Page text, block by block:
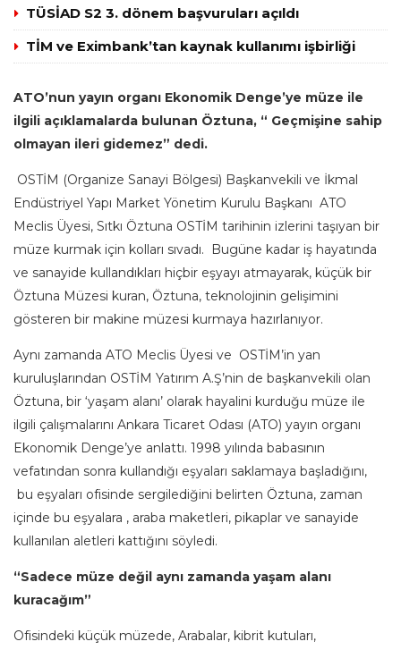
TÜSİAD S2 3. dönem başvuruları açıldı
TİM ve Eximbank’tan kaynak kullanımı işbirliği
ATO’nun yayın organı Ekonomik Denge’ye müze ile
ilgili açıklamalarda bulunan Öztuna, “ Geçmişine sahip
olmayan ileri gidemez” dedi.
OSTİM (Organize Sanayi Bölgesi) Başkanvekili ve İkmal
Endüstriyel Yapı Market Yönetim Kurulu Başkanı ATO
Meclis Üyesi, Sıtkı Öztuna OSTİM tarihinin izlerini taşıyan bir
müze kurmak için kolları sıvadı. Bugüne kadar iş hayatında
ve sanayide kullandıkları hiçbir eşyayı atmayarak, küçük bir
Öztuna Müzesi kuran, Öztuna, teknolojinin gelişimini
gösteren bir makine müzesi kurmaya hazırlanıyor.
Aynı zamanda ATO Meclis Üyesi ve OSTİM’in yan
kuruluşlarından OSTİM Yatırım A.Ş’nin de başkanvekili olan
Öztuna, bir ‘yaşam alanı’ olarak hayalini kurduğu müze ile
ilgili çalışmalarını Ankara Ticaret Odası (ATO) yayın organı
Ekonomik Denge’ye anlattı. 1998 yılında babasının
vefatından sonra kullandığı eşyaları saklamaya başladığını,
bu eşyaları ofisinde sergilediğini belirten Öztuna, zaman
içinde bu eşyalara , araba maketleri, pikaplar ve sanayide
kullanılan aletleri kattığını söyledi.
“Sadece müze değil aynı zamanda yaşam alanı
kuracağım”
Ofisindeki küçük müzede, Arabalar, kibrit kutuları,